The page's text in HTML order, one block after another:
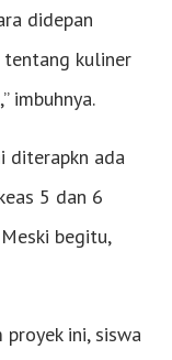
didepan
tentang kuliner
imbuhnya.
diterapkn ada
5 dan 6
begitu,
proyek ini, siswa